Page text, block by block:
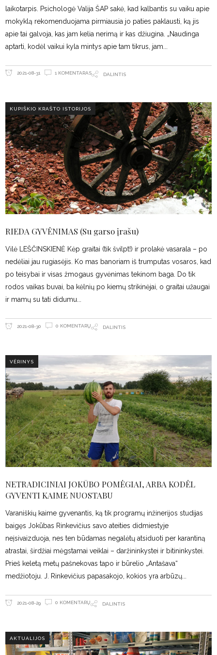
laikotarpis. Psichologė Valija ŠAP sakė, kad kalbantis su vaiku apie
mokyklą rekomenduojama pirmiausia jo paties paklausti, ką jis
apie tai galvoja, kas jam kelia nerimą ir kas džiugina. „Naudinga
aptarti, kodėl vaikui kyla mintys apie tam tikrus, jam
2021-08-31 1 KOMENTARAS DALINTIS
KUPIŠKIO KRAŠTO ISTORIJOS
RIEDA GYVĖNIMAS (Su garso įrašu)
Vilė LEŠČINSKIENĖ Kėp graitai (tik švilpt!) ir prolakė vasarala – po
nedėliai jau rugiasėjis. Ko mas banoriam iš trumputas vosaros, kad
po teisybai ir visas žmogaus gyvėnimas tekinom baga. Do tik
rodos vaikas buvai, ba kėlnių po kiemų strikinėjai, o graitai užaugai
ir mamų su tati didumu
2021-08-30 0 KOMENTARŲ DALINTIS
VĖRINYS
NETRADICINIAI JOKŪBO POMĖGIAI, ARBA KODĖL
GYVENTI KAIME NUOSTABU
Varaniškių kaime gyvenantis, ką tik programų inžinerijos studijas
baigęs Jokūbas Rinkevičius savo ateities didmiestyje
neįsivaizduoja, nes ten būdamas negalėtų atsiduoti per karantiną
atrastai, širdžiai mėgstamai veiklai – daržininkystei ir bitininkystei.
Prieš keletą metų pašnekovas tapo ir būrelio „Antašava“
medžiotoju. J. Rinkevičius papasakojo, kokios yra arbūzų
2021-08-29 0 KOMENTARŲ DALINTIS
AKTUALIJOS